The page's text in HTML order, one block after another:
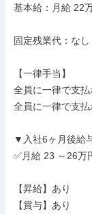
基本給：月給 22
固定残業代：なし
【一律手当】
全員に一律で支
全員に一律で支
▼入社6ヶ月後給
✅月給 23 ～26万
【昇給】あり
【賞与】あり